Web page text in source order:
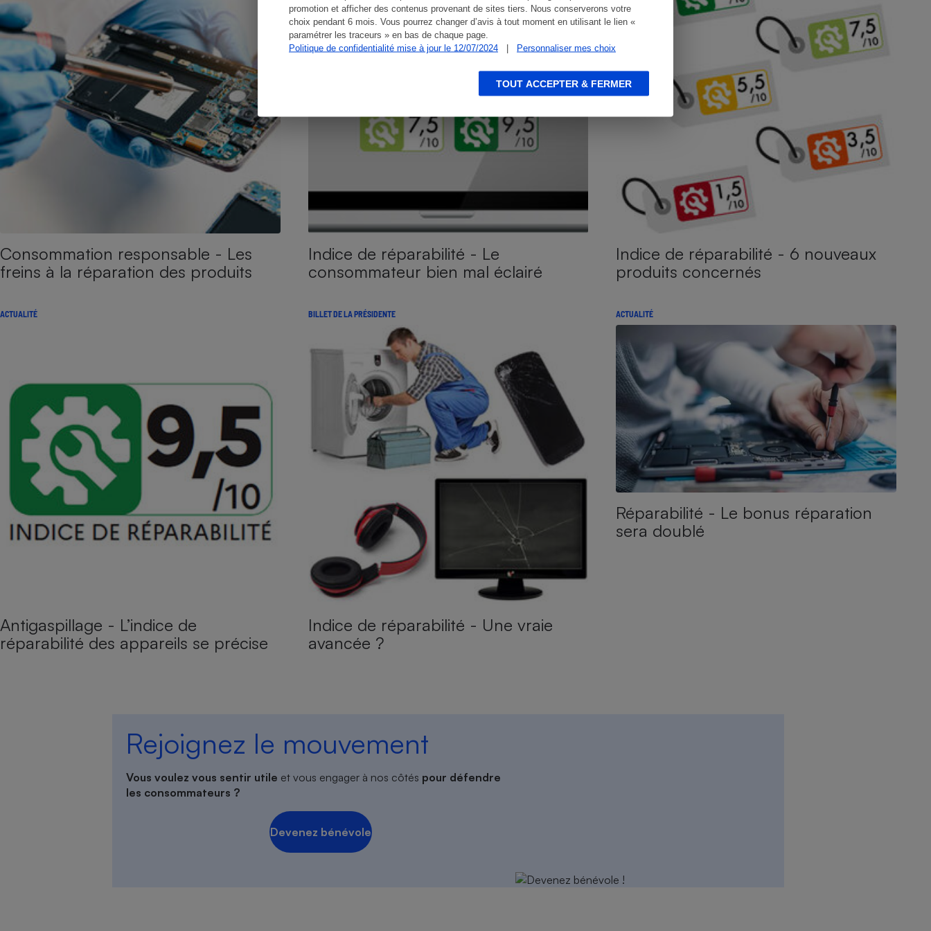
promotion et afficher des contenus provenant de sites tiers. Nous conserverons votre
choix pendant 6 mois. Vous pourrez changer d’avis à tout moment en utilisant le lien «
paramétrer les traceurs » en bas de chaque page.
Politique de confidentialité mise à jour le 12/07/2024
| Personnaliser mes choix
TOUT ACCEPTER & FERMER
Consommation responsable - Les
freins à la réparation des produits
Indice de réparabilité - Le
consommateur bien mal éclairé
Indice de réparabilité - 6 nouveaux
produits concernés
ACTUALITÉ
Antigaspillage - L’indice de
réparabilité des appareils se précise
BILLET DE LA PRÉSIDENTE
Indice de réparabilité - Une vraie
avancée ?
ACTUALITÉ
Réparabilité - Le bonus réparation
sera doublé
Rejoignez le mouvement
Vous voulez vous sentir utile et vous engager à nos côtés pour défendre
les consommateurs ?
Devenez bénévole